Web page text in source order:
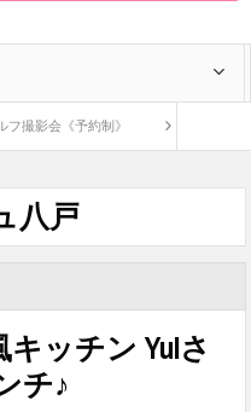
影会《予約制》 ZOOMで繋が
八戸
ッチン YuIさ
チ♪